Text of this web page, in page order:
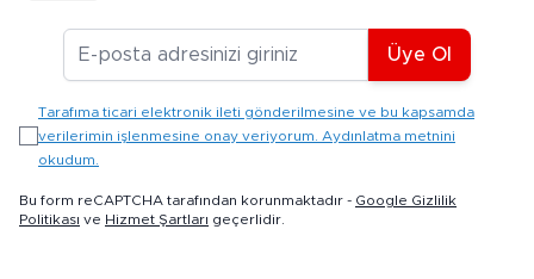
E-posta Adresiniz
Üye Ol
Tarafıma ticari elektronik ileti gönderilmesine ve bu kapsamda
verilerimin işlenmesine onay veriyorum. Aydınlatma metnini
okudum.
Bu form reCAPTCHA tarafından korunmaktadır - Google Gizlilik
Politikası ve Hizmet Şartları geçerlidir.